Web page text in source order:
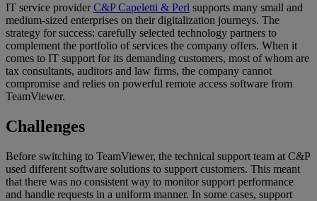
IT service providerC&P Capeletti & Perl supports many small and
medium-sized enterprises on their digitalization journeys. The
strategy for success: carefully selected technology partners to
complement the portfolio of services the company offers. When it
comes to IT support for its demanding customers, most of whom are
tax consultants, auditors and law firms, the company cannot
compromise and relies on powerful remote access software from
TeamViewer.
Challenges
Before switching to TeamViewer, the technical support team at C&P
used different software solutions to support customers. This meant
that there was no consistent way to monitor support performance
and handle requests in a uniform manner. In some cases, support